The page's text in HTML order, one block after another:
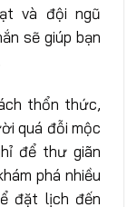
và đội ngũ
sẽ giúp bạn
thổn thức,
quá đỗi mộc
để thư giãn
phá nhiều
đặt lịch đến